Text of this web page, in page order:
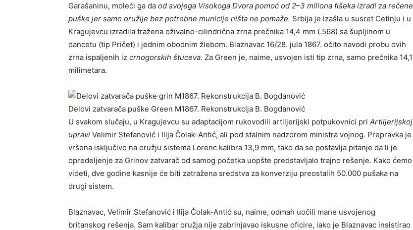
Garašaninu, moleći ga da od svojega Visokoga Dvora pomoć od 2–3 miliona fišeka izradi za rečene
puške jer samo oružije bez potrebne municije ništa ne pomaže. Srbija je izašla u susret Cetinju i u
Kragujevcu izradila tražena oživalno-cilindrična zrna prečnika 14,4 mm (.568) sa šuplјinom u
dancetu (tip Pričet) i jednim obodnim žlebom. Blaznavac 16/28. jula 1867. očito navodi probu ovih
zrna ispalјenih iz crnogorskih štuceva. Za Green je, naime, usvojen isti tip zrna, samo prečnika 14,1
milimetara.
Delovi zatvarača puške Green M1867. Rekonstrukcija B. Bogdanović
U svakom slučaju, u Kragujevcu su adaptacijom rukovodili artilјerijski potpukovnici pri Artilјerijskoj
upravi Velimir Stefanović i Ilija Čolak-Antić, ali pod stalnim nadzorom ministra vojnog. Prepravka je
vršena isklјučivo na oružju sistema Lorenc kalibra 13,9 mm, tako da se postavlјa pitanje da li je
opredelјenje za Grinov zatvarač od samog početka uopšte predstavlјalo trajno rešenje. Kako ćemo
videti, dve godine kasnije će biti zatražena sredstva za konverziju preostalih 50.000 pušaka na
drugi sistem.
Blaznavac, Velimir Stefanović i Ilija Čolak-Antić su, naime, odmah uočili mane usvojenog
britanskog rešenja. Sam kalibar oružja nije zabrinjavao iskusne oficire, iako je Blaznavac insistirao